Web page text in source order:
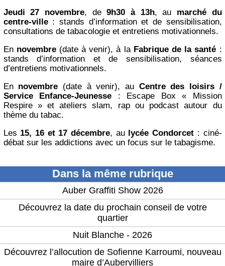
Jeudi 27 novembre, de9h30 à 13h, au marché du
centre-ville: stands d’information et de sensibilisation,
consultations de tabacologie et entretiens motivationnels.
En novembre(date à venir), à la Fabrique de la santé :
stands d’information et de sensibilisation, séances
d’entretiens motivationnels.
En novembre (date à venir), au Centre des loisirs /
Service Enfance-Jeunesse : Escape Box « Mission
Respire » et ateliers slam, rap ou podcast autour du
thème du tabac.
Les 15, 16 et 17 décembre, au lycée Condorcet : ciné-
débat sur les addictions avec un focus sur le tabagisme.
Dans la même rubrique
Auber Graffiti Show 2026
Découvrez la date du prochain conseil de votre
quartier
Nuit Blanche - 2026
Découvrez l’allocution de Sofienne Karroumi, nouveau
maire d’Aubervilliers